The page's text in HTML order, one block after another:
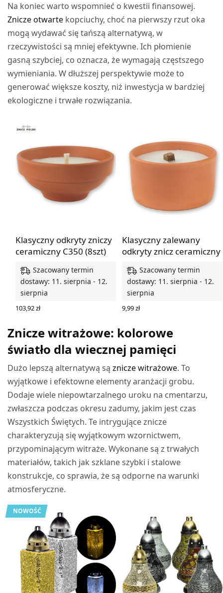
Na koniec warto wspomnieć o kwestii finansowej.
Znicze otwarte kopciuchy, choć na pierwszy rzut oka
mogą wydawać się tańszą alternatywą, w
rzeczywistości są mniej efektywne. Ich płomienie
gasną szybciej, co oznacza, że wymagają częstszego
wymieniania. W dłuższej perspektywie może to
generować większe koszty, niż inwestycja w bardziej
ekologiczne i trwałe rozwiązania.
Klasyczny odkryty zniczy
ceramiczny C350 (8szt)
Szacowany termin
dostawy: 11. sierpnia - 12.
sierpnia
103,92zł
Klasyczny zalewany
odkryty znicz ceramiczny
Szacowany termin
dostawy: 11. sierpnia - 12.
sierpnia
9,99zł
Znicze witrażowe: kolorowe
światło dla wiecznej pamięci
Dużo lepszą alternatywą sąznicze witrażowe. To
wyjątkowe i efektowne elementy aranżacji grobu.
Dodaje wiele niepowtarzalnego uroku na cmentarzu,
zwłaszcza podczas okresu zadumy, jakim jest czas
Wszystkich Świętych. Te intrygujące znicze
charakteryzują się wyjątkowym wzornictwem,
przypominającym witraże. Wykonane są z trwałych
materiałów, takich jak szklane szybki i stalowe
konstrukcje, co sprawia, że są odporne na warunki
atmosferyczne.
NOWOŚĆ